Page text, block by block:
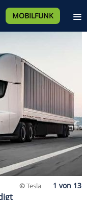
MOBILFUNK
©Tesla